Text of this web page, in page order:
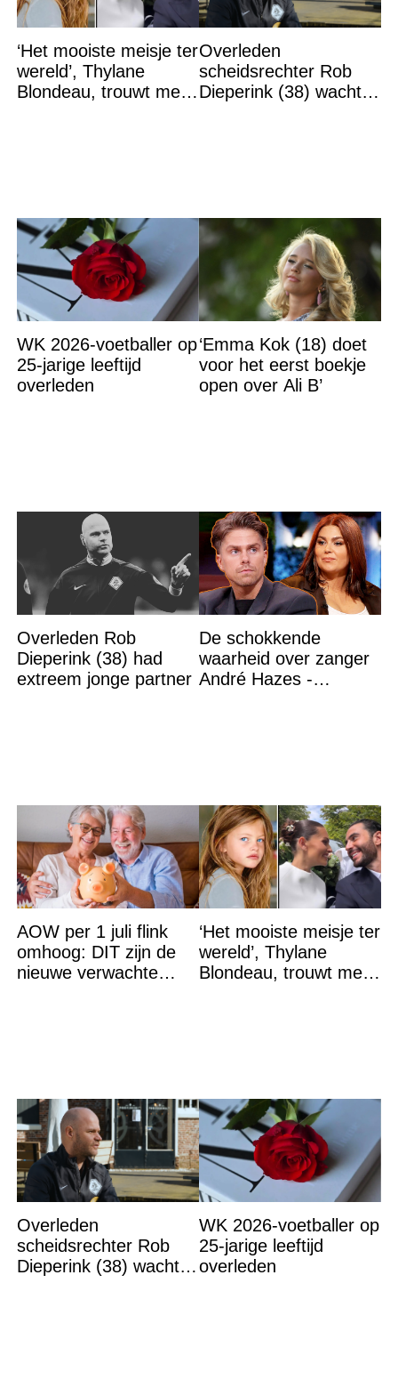
‘Het mooiste meisje ter
wereld’, Thylane
Blondeau, trouwt met
Overleden
scheidsrechter Rob
Dieperink (38) wachtte
WK 2026-voetballer op
25-jarige leeftijd
overleden
‘Emma Kok (18) doet
voor het eerst boekje
open over Ali B’
Overleden Rob
Dieperink (38) had
extreem jonge partner
De schokkende
waarheid over zanger
André Hazes -
AOW per 1 juli flink
omhoog: DIT zijn de
nieuwe verwachte
‘Het mooiste meisje ter
wereld’, Thylane
Blondeau, trouwt met
Overleden
scheidsrechter Rob
Dieperink (38) wachtte
WK 2026-voetballer op
25-jarige leeftijd
overleden